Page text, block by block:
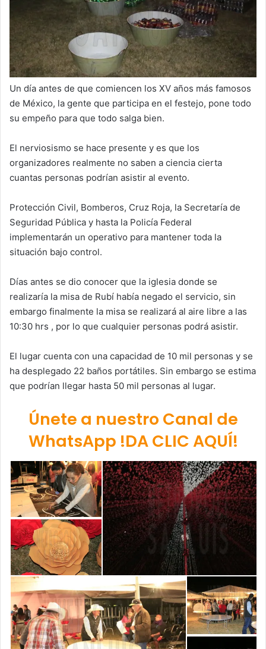
Un día antes de que comiencen los XV años más famosos
de México, la gente que participa en el festejo, pone todo
su empeño para que todo salga bien.
El nerviosismo se hace presente y es que los
organizadores realmente no saben a ciencia cierta
cuantas personas podrían asistir al evento.
Protección Civil, Bomberos, Cruz Roja, la Secretaría de
Seguridad Pública y hasta la Policía Federal
implementarán un operativo para mantener toda la
situación bajo control.
Días antes se dio conocer que la iglesia donde se
realizaría la misa de Rubí había negado el servicio, sin
embargo finalmente la misa se realizará al aire libre a las
10:30 hrs , por lo que cualquier personas podrá asistir.
El lugar cuenta con una capacidad de 10 mil personas y se
ha desplegado 22 baños portátiles. Sin embargo se estima
que podrían llegar hasta 50 mil personas al lugar.
Únete a nuestro Canal de
WhatsApp !DA CLIC AQUÍ!